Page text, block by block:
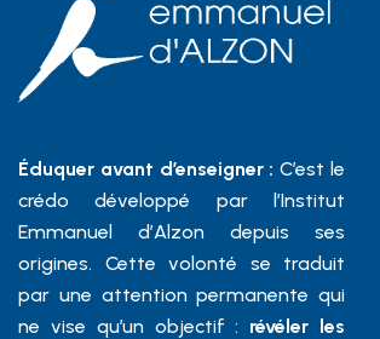
Éduquer avant d’enseigner : C’est le
crédo développé par l’Institut
Emmanuel d’Alzon depuis ses
origines. Cette volonté se traduit
par une attention permanente qui
ne vise qu’un objectif : révéler les